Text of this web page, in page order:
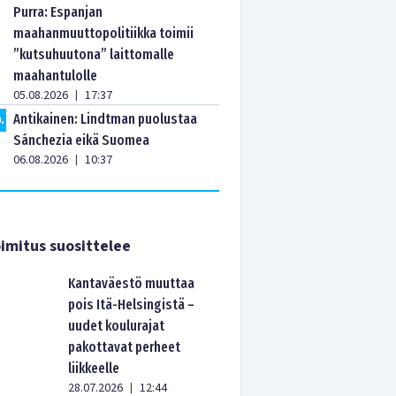
Purra: Espanjan
maahanmuuttopolitiikka toimii
”kutsuhuutona” laittomalle
maahantulolle
05.08.2026 | 17:37
. Antikainen: Lindtman puolustaa
Sánchezia eikä Suomea
06.08.2026 | 10:37
suosittelee
Kantaväestö muuttaa
pois Itä-Helsingistä –
uudet koulurajat
pakottavat perheet
liikkeelle
28.07.2026 | 12:44